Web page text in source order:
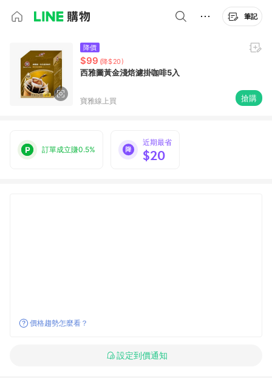
筆記
降價
$99 (降$20)
西雅圖黃金淺焙濾掛咖啡5入
寶雅線上買 搶購
訂單成立賺0.5%
近期最省
$20
價格趨勢怎麼看？
設定到價通知